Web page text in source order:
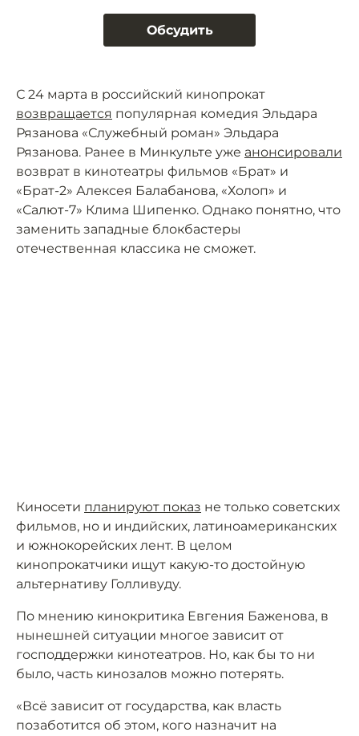
Обсудить
С 24 марта в российский кинопрокат
возвращается популярная комедия Эльдара
Рязанова «Служебный роман» Эльдара
Рязанова. Ранее в Минкульте уже анонсировали
возврат в кинотеатры фильмов «Брат» и
«Брат-2» Алексея Балабанова, «Холоп» и
«Салют-7» Клима Шипенко. Однако понятно, что
заменить западные блокбастеры
отечественная классика не сможет.
Киносети планируют показ не только советских
фильмов, но и индийских, латиноамериканских
и южнокорейских лент. В целом
кинопрокатчики ищут какую-то достойную
альтернативу Голливуду.
По мнению кинокритика Евгения Баженова, в
нынешней ситуации многое зависит от
господдержки кинотеатров. Но, как бы то ни
было, часть кинозалов можно потерять.
«Всё зависит от государства, как власть
позаботится об этом, кого назначит на